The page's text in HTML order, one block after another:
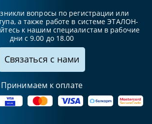
вопросы по регистрации или
а также работе в системе ЭТАЛОН-
к нашим специалистам в рабочие
дни с 9.00 до 18.00
Связаться с нами
Принимаем к оплате